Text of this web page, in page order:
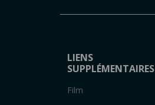
LIENS
SUPPLÉMENTAIRES
Film